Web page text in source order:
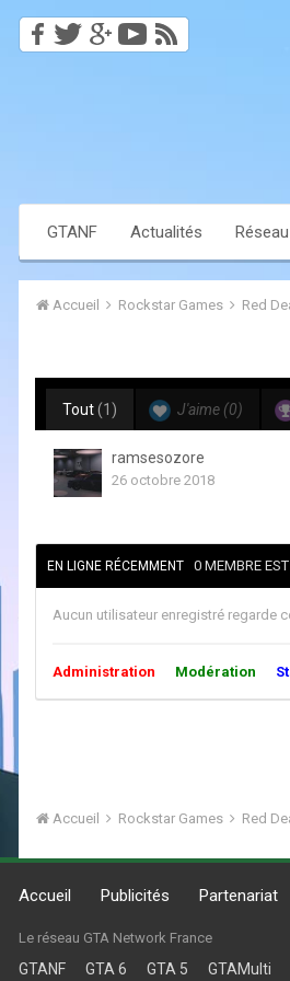
GTANF Actualités Réseau
Accueil Rockstar Games Red
Tout(1) J'aime (0)
ramsesozore
26 octobre 2018
EN LIGNE RÉCEMMENT 0 MEMBRE
Aucun utilisateur enregistré regarde
Administration Modération
Accueil Rockstar Games Red
Accueil Publicités Partenariat
Le réseau GTA Network France
GTANF GTA 6 GTA 5 GTAMulti